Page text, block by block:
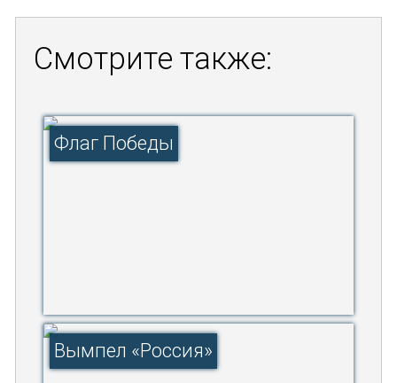
Смотрите также:
Флаг Победы
Вымпел «Россия»